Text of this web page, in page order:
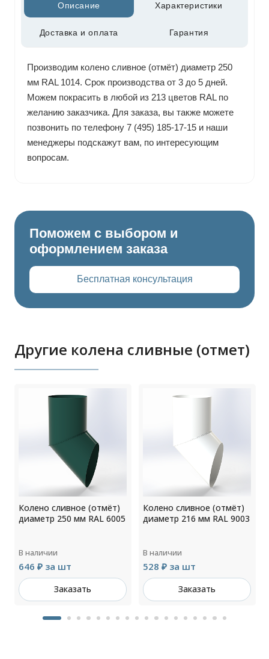
Описание Характеристики
Доставка и оплата Гарантия
Производим колено сливное (отмёт) диаметр 250
мм RAL 1014. Срок производства от 3 до 5 дней.
Можем покрасить в любой из 213 цветов RAL по
желанию заказчика. Для заказа, вы также можете
позвонить по телефону 7 (495) 185-17-15 и наши
менеджеры подскажут вам, по интересующим
вопросам.
Поможем с выбором и
оформлением заказа
Бесплатная консультация
Другие колена сливные (отмет)
Колено сливное (отмёт)
диаметр 250 мм RAL 6005
В наличии
646 ₽ за шт
Заказать
Колено сливное (отмёт)
диаметр 216 мм RAL 9003
В наличии
528 ₽ за шт
Заказать